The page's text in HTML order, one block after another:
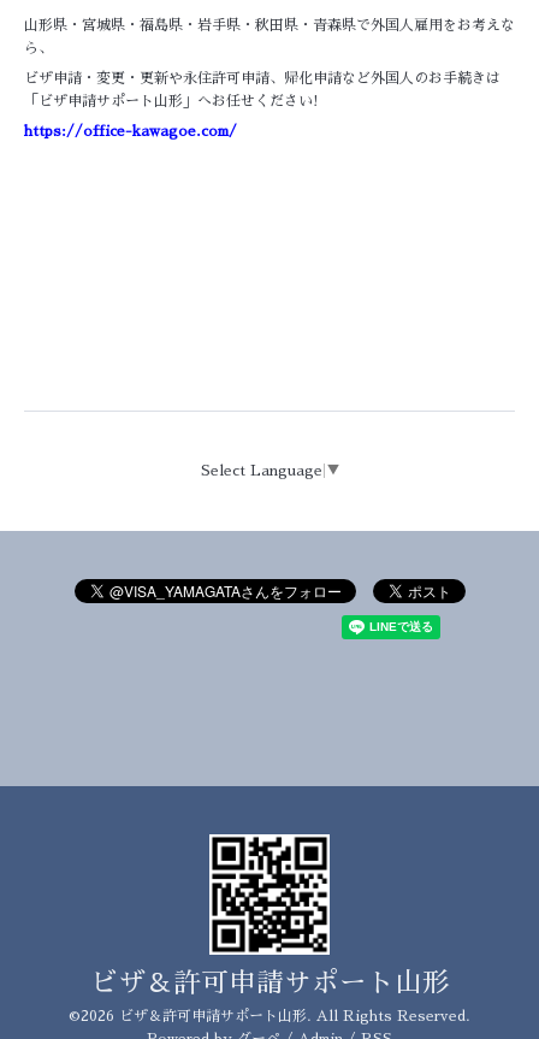
山形県・宮城県・福島県・岩手県・秋田県・青森県で外国人雇用をお考えな
ら、
ビザ申請・変更・更新や永住許可申請、帰化申請など外国人のお手続きは
「ビザ申請サポート山形」へお任せください!
https://office-kawagoe.com/
Select Language ▼
ビザ＆許可申請サポート山形
©2026 ビザ＆許可申請サポート山形. All Rights Reserved.